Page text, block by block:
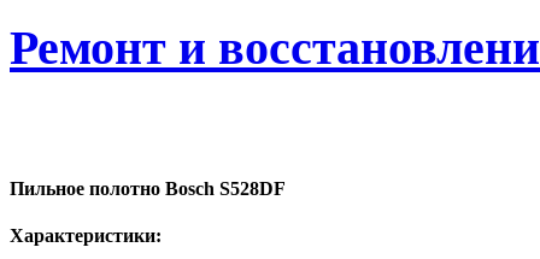
Ремонт и
Пильное полотно Bosch S528DF
Характеристики: